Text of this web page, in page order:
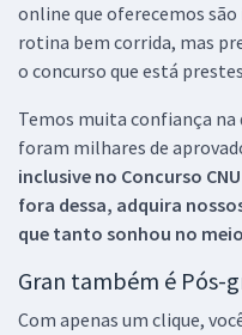
online que oferecemos
rotina bem corrida, mas
o concurso que está
Temos muita confiança na
foram milhares de
inclusive no Concurso CNU
fora dessa, adquira
que tanto sonhou no
Gran também é Pós-
Com apenas um clique,